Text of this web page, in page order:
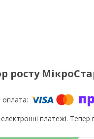
росту
електронні платежі.